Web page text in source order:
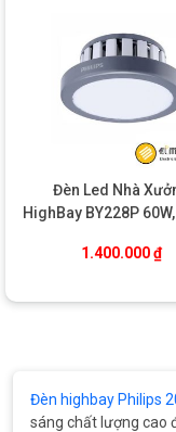
Đèn Led Nhà
HighBay BY228P 60W,
1.400.000₫
Đèn highbay Philips
sáng chất lượng cao